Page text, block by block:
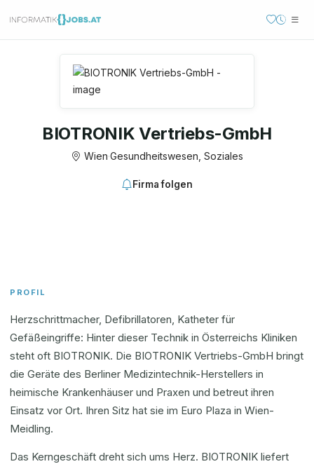
BIOTRONIK Vertriebs-GmbH
Wien·Gesundheitswesen, Soziales
Firma folgen
PROFIL
Herzschrittmacher, Defibrillatoren, Katheter für
Gefäßeingriffe: Hinter dieser Technik in Österreichs Kliniken
steht oft BIOTRONIK. Die BIOTRONIK Vertriebs-GmbH bringt
die Geräte des Berliner Medizintechnik-Herstellers in
heimische Krankenhäuser und Praxen und betreut ihren
Einsatz vor Ort. Ihren Sitz hat sie im Euro Plaza in Wien-
Meidling.
Das Kerngeschäft dreht sich ums Herz. BIOTRONIK liefert